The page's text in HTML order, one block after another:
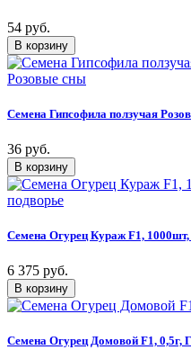
54 руб.
Семена Гипсофила ползучая
36 руб.
Семена Огурец Кураж F1,
6 375 руб.
Семена Огурец Домовой F1, 0,5г,